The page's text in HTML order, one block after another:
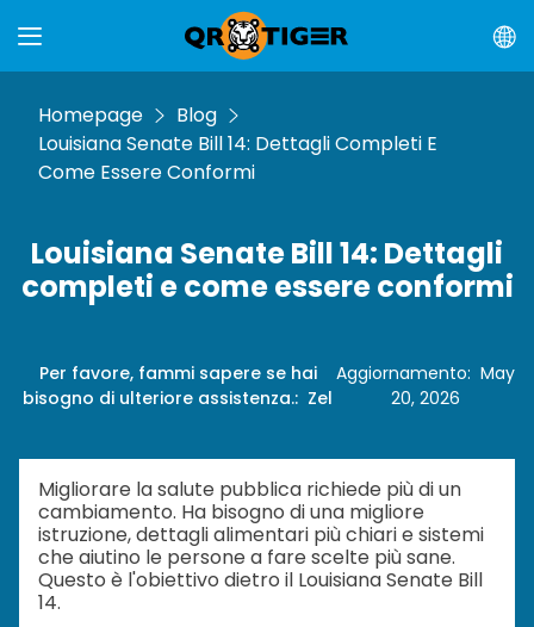
Homepage
Blog
Louisiana Senate Bill 14: Dettagli Completi E
Come Essere Conformi
Louisiana Senate Bill 14: Dettagli
completi e come essere conformi
Per favore, fammi sapere se hai
bisogno di ulteriore assistenza.: Zel
Aggiornamento: May
20, 2026
Migliorare la salute pubblica richiede più di un
cambiamento. Ha bisogno di una migliore
istruzione, dettagli alimentari più chiari e sistemi
che aiutino le persone a fare scelte più sane.
Questo è l'obiettivo dietro il Louisiana Senate Bill
14.